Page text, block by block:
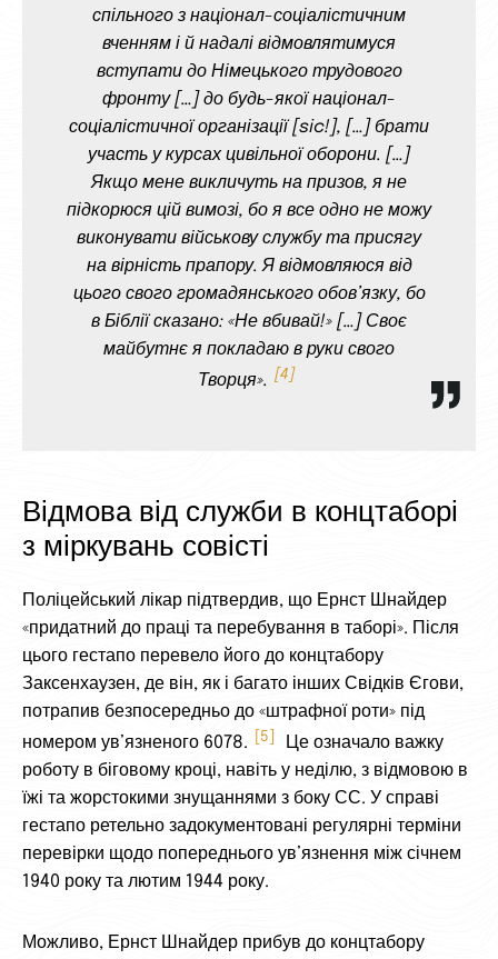
спільного з націонал-соціалістичним
вченням і й надалі відмовлятимуся
вступати до Німецького трудового
фронту […] до будь-якої націонал-
соціалістичної організації [sic!], […] брати
участь у курсах цивільної оборони. […]
Якщо мене викличуть на призов, я не
підкорюся цій вимозі, бо я все одно не можу
виконувати військову службу та присягу
на вірність прапору. Я відмовляюся від
цього свого громадянського обов’язку, бо
в Біблії сказано: «Не вбивай!» […] Своє
майбутнє я покладаю в руки свого
Творця».
4
Відмова від служби в концтаборі
з міркувань совісті
Поліцейський лікар підтвердив, що Ернст Шнайдер
«придатний до праці та перебування в таборі». Після
цього гестапо перевело його до концтабору
Заксенхаузен, де він, як і багато інших Свідків Єгови,
потрапив безпосередньо до «штрафної роти» під
номером ув’язненого 6078.
5
Це означало важку
роботу в біговому кроці, навіть у неділю, з відмовою в
їжі та жорстокими знущаннями з боку СС. У справі
гестапо ретельно задокументовані регулярні терміни
перевірки щодо попереднього ув’язнення між січнем
1940 року та лютим 1944 року.
Можливо, Ернст Шнайдер прибув до концтабору